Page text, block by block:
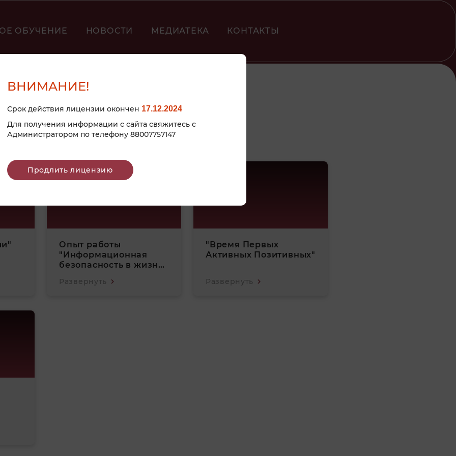
ОБУЧЕНИЕ НОВОСТИ МЕДИАТЕКА КОНТАКТЫ
ДОУ"
3
Опыт работы
"Информационная
безопасность в жизни
Развернуть
"Время Первых
Активных Позитивных"
Развернуть
ВНИМАНИЕ!
Срок действия лицензии окончен 17.12.2024
Для получения информации с сайта свяжитесь с
Администратором по телефону 88007757147
Продлить лицензию